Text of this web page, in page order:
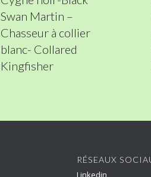
Swan Martin –
Chasseur à collier
blanc- Collared
Kingfisher
RÉSEAUX
Linkedin